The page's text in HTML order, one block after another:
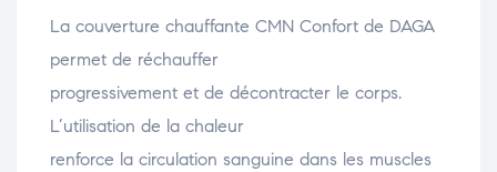
La couverture chauffante CMN Confort de DAGA
permet de réchauffer
progressivement et de décontracter le corps.
L’utilisation de la chaleur
renforce la circulation sanguine dans les muscles